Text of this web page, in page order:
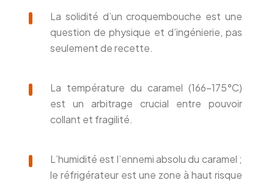
La solidité d’un croquembouche est une
question de physique et d’ingénierie, pas
seulement de recette.
La température du caramel (166-175°C)
est un arbitrage crucial entre pouvoir
collant et fragilité.
L’humidité est l’ennemi absolu du caramel ;
le réfrigérateur est une zone à haut risque